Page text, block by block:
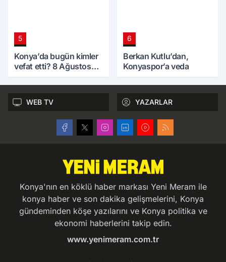
5
Konya’da bugün kimler
vefat etti? 8 Ağustos
6
Berkan Kutlu’dan,
Konyaspor’a veda
WEB TV YAZARLAR
Konya'nın en köklü haber markası Yeni Meram ile
konya haber ve son dakika gelişmelerini, Konya
gündeminden köşe yazılarını ve Konya politika ve
ekonomi haberlerini takip edin.
www.yenimeram.com.tr